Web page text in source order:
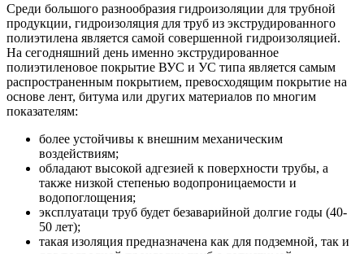
Среди большого разнообразия гидроизоляции для трубной
продукции, гидроизоляция для труб из экструдированного
полиэтилена является самой совершенной гидроизоляцией.
На сегодняшний день именно экструдированное
полиэтиленовое покрытие ВУС и УС типа является самым
распространенным покрытием, превосходящим покрытие на
основе лент, битума или других материалов по многим
показателям:
более устойчивы к внешним механическим
воздействиям;
обладают высокой адгезией к поверхности трубы, а
также низкой степенью водопроницаемости и
водопоглощения;
эксплуатаци труб будет безаварийной долгие годы (40-
50 лет);
такая изоляция предназначена как для подземной, так и